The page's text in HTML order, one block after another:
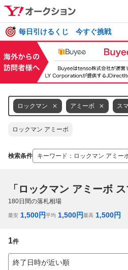
毎日引けるくじ 今すぐ挑戦
ロックマン アミーボ ス
ロックマン アミーボ
検索条件 キーワード ： ロックマン アミー
180日間の落札相場
最安 1,500円平均 1,500円最高 1,500円
1件
終了日時が近い順